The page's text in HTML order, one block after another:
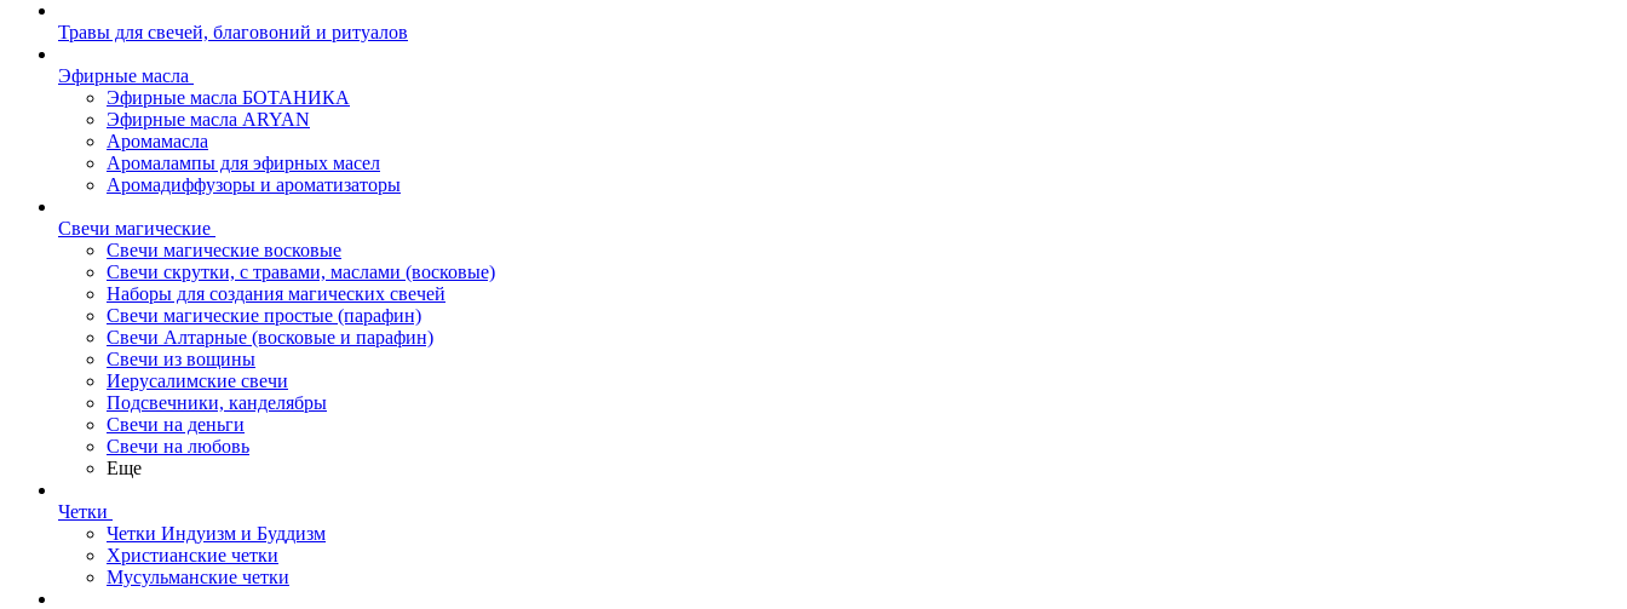
Травы для свечей, благовоний и ритуалов
Эфирные масла
Эфирные масла БОТАНИКА
Эфирные масла ARYAN
Аромамасла
Аромалампы для эфирных масел
Аромадиффузоры и ароматизаторы
Свечи магические
Свечи магические восковые
Свечи скрутки, с травами, маслами (восковые)
Наборы для создания магических свечей
Свечи магические простые (парафин)
Свечи Алтарные (восковые и парафин)
Свечи из вощины
Иерусалимские свечи
Подсвечники, канделябры
Свечи на деньги
Свечи на любовь
Еще
Четки
Четки Индуизм и Буддизм
Христианские четки
Мусульманские четки